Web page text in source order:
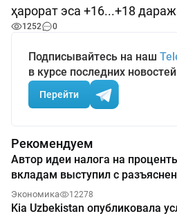
ҳарорат эса +16...+18
1252 0
Подписывайтесь на наш
в курсе последних
Перейти
Рекомендуем
Автор идеи налога на
вкладам выступил с
Экономика 12278
Kia Uzbekistan опубликовала